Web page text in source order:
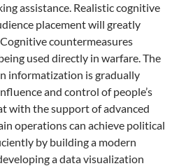
assistance. Realistic cognitive
placement will greatly
countermeasures
used directly in warfare. The
informatization is gradually
and control of people’s
with the support of advanced
operations can achieve political
by building a modern
a data visualization